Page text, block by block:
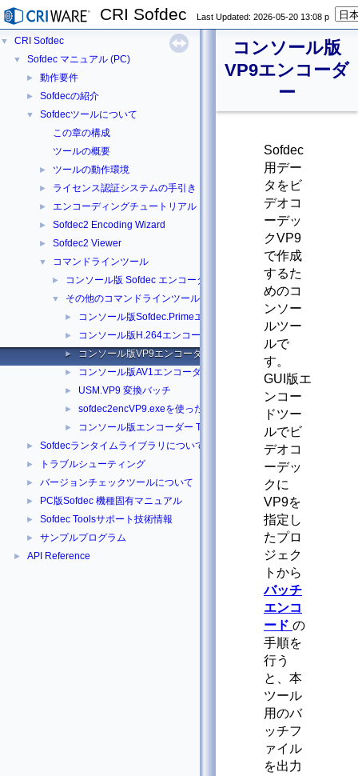
CRI Sofdec Last Updated: 2026-05-20 13:08 p
▼ CRI Sofdec
▼ Sofdec マニュアル (PC)
► 動作要件
► Sofdecの紹介
▼
Sofdecツールについて
この章の構成
ツールの概要
► ツールの動作環境
► ライセンス認証システムの手引き
► エンコーディングチュートリアル
► Sofdec2 Encoding Wizard
► Sofdec2 Viewer
▼ コマンドラインツール
► コンソール版 Sofdec エンコーダー
▼ その他のコマンドラインツール
► コンソール版Sofdec.Primeエンコーダー
► コンソール版H.264エンコーダー
► コンソール版VP9エンコーダー
► コンソール版AV1エンコーダー
► USM.VP9 変換バッチ
► sofdec2encVP9.exeを使ったSofdec.Prime/H.264/AV1 USMのエ
► コンソール版エンコーダー Tips
► Sofdecランタイムライブラリについて
► トラブルシューティング
► バージョンチェックツールについて
► PC版Sofdec 機種固有マニュアル
► Sofdec Toolsサポート技術情報
► サンプルプログラム
► API Reference
コンソール版
VP9エンコーダ
ー
Sofdec
用デー
タをビ
デオコ
ーデッ
クVP9
で作成
するた
めのコ
ンソー
ルツー
ルで
す。
GUI版エ
ンコー
ドツー
ルでビ
デオコ
ーデッ
クに
VP9を
指定し
たプロ
ジェク
トから
バッチ
エンコ
ード の
手順を
行う
と、本
ツール
用のバ
ッチフ
ァイル
を出力